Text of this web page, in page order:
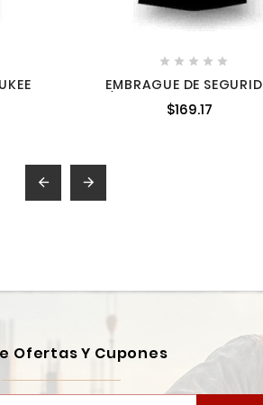
    
EMBRAGUE DE
P/HR2470 3319925
$169.17
 
Ofertas Y Cupones